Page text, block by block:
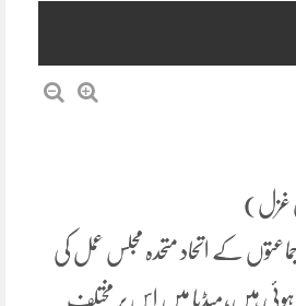
غزل)
کے اتحاد متحدہ مجلس عمل کی
ہوئی ہیں،میڈیا میں اس پر مختلف